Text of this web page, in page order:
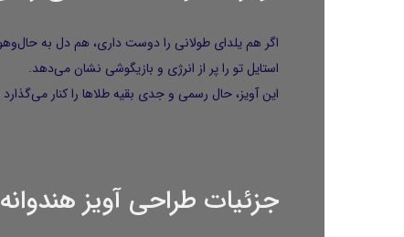
استایل تو را پر از انرژی و بازیگوشی نشان می‌دهد.
این آویز، حال رسمی و جدی بقیه طلاها را کنار
جزئیات طراحی آویز هندوانه ۰۰۱